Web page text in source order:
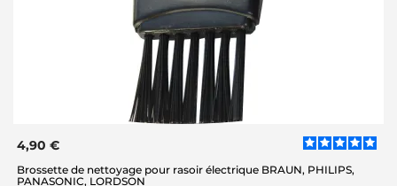
4,90 €
Brossette de nettoyage pour rasoir électrique BRAUN, PHILIPS,
PANASONIC, LORDSON